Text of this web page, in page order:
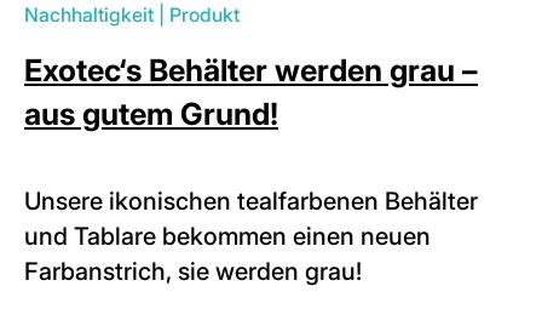
Nachhaltigkeit Produkt
Exotec‘s Behälter werden grau –
aus gutem Grund!
Unsere ikonischen tealfarbenen Behälter
und Tablare bekommen einen neuen
Farbanstrich, sie werden grau!